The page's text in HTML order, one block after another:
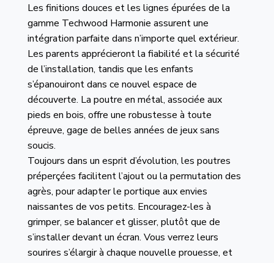
Les finitions douces et les lignes épurées de la
gamme Techwood Harmonie assurent une
intégration parfaite dans n’importe quel extérieur.
Les parents apprécieront la fiabilité et la sécurité
de l’installation, tandis que les enfants
s’épanouiront dans ce nouvel espace de
découverte. La poutre en métal, associée aux
pieds en bois, offre une robustesse à toute
épreuve, gage de belles années de jeux sans
soucis.
Toujours dans un esprit d’évolution, les poutres
préperçées facilitent l’ajout ou la permutation des
agrès, pour adapter le portique aux envies
naissantes de vos petits. Encouragez-les à
grimper, se balancer et glisser, plutôt que de
s’installer devant un écran. Vous verrez leurs
sourires s’élargir à chaque nouvelle prouesse, et